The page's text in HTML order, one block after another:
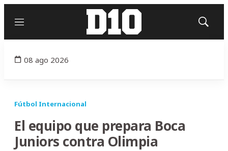
Menú
Mostrar
08 ago 2026
Fútbol Internacional
El equipo que prepara Boca
Juniors contra Olimpia